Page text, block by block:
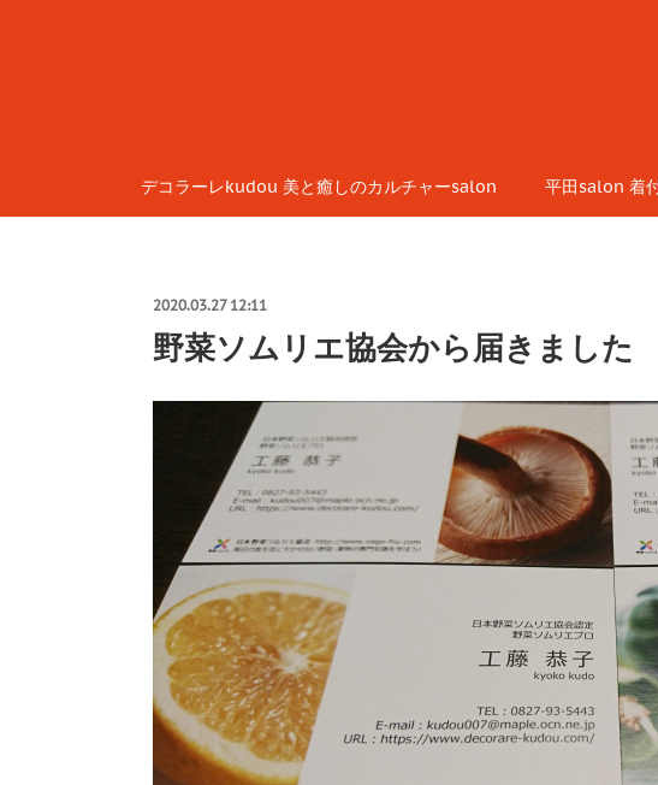
デコラーレkudou 美と癒しのカルチャーsalon 平田salon 着
2020.03.27 12:11
野菜ソムリエ協会から届きました